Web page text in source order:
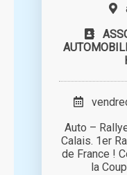
Auto –
Calais. 1er
de France !
la